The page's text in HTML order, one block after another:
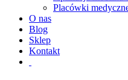
Placówki
O nas
Blog
Sklep
Kontakt